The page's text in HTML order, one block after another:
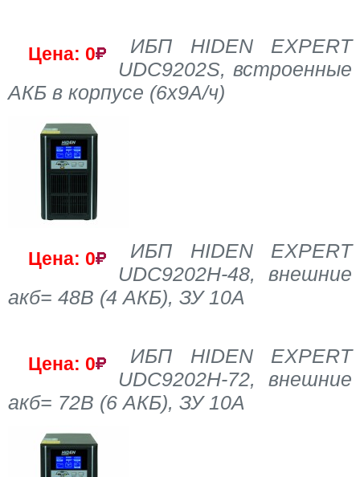
Цена: 0
ИБП HIDEN EXPERT
UDC9202S, встроенные
АКБ в корпусе (6х9А/ч)
Цена: 0
ИБП HIDEN EXPERT
UDC9202H-48, внешние
акб= 48В (4 АКБ), ЗУ 10A
Цена: 0
ИБП HIDEN EXPERT
UDC9202H-72, внешние
акб= 72В (6 АКБ), ЗУ 10A